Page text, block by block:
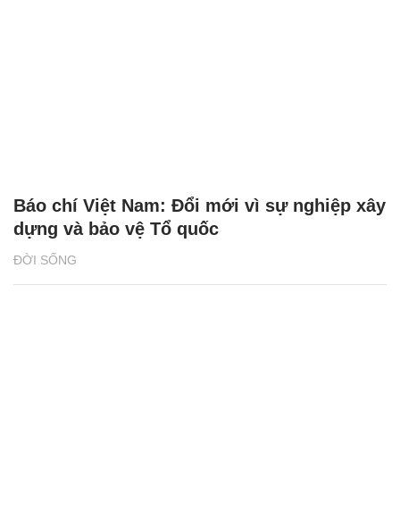
ĐỜI SỐNG
Báo chí Việt Nam: Đổi mới vì sự nghiệp xây
dựng và bảo vệ Tổ quốc